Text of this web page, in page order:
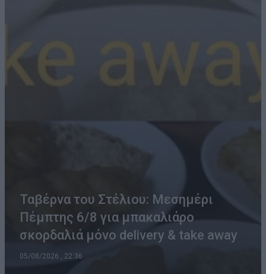
Ταβέρνα του Στέλιου: Μεσημέρι
Πέμπτης 6/8 για μπακαλιάρο
σκορδαλιά μόνο delivery & take away
05/08/2026 , 22:36